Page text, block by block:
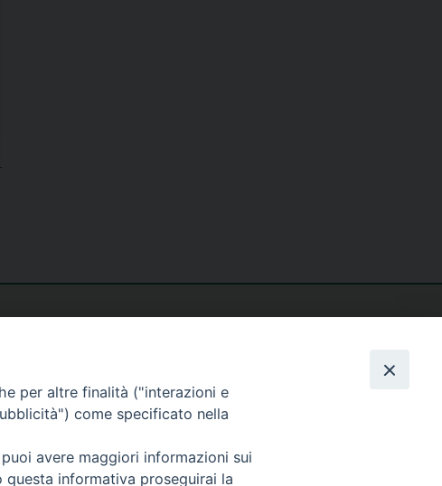
per altre finalità ("interazioni e
come specificato nella
avere maggiori informazioni sui
informativa proseguirai la